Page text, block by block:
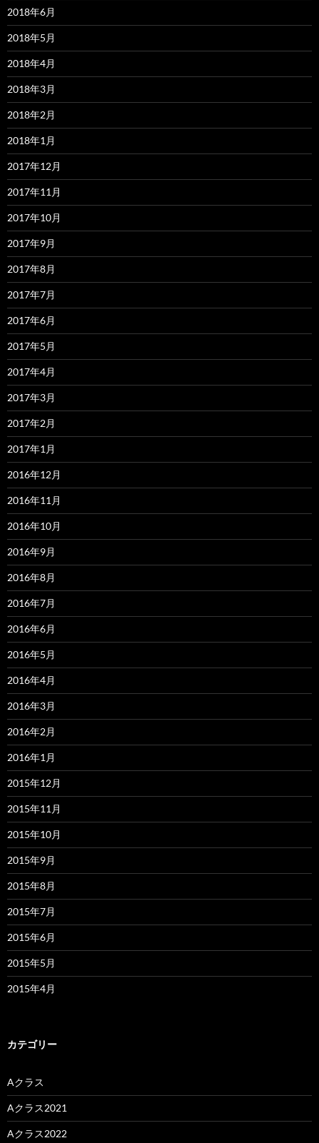
2018年6月
2018年5月
2018年4月
2018年3月
2018年2月
2018年1月
2017年12月
2017年11月
2017年10月
2017年9月
2017年8月
2017年7月
2017年6月
2017年5月
2017年4月
2017年3月
2017年2月
2017年1月
2016年12月
2016年11月
2016年10月
2016年9月
2016年8月
2016年7月
2016年6月
2016年5月
2016年4月
2016年3月
2016年2月
2016年1月
2015年12月
2015年11月
2015年10月
2015年9月
2015年8月
2015年7月
2015年6月
2015年5月
2015年4月
カテゴリー
Aクラス
Aクラス2021
Aクラス2022